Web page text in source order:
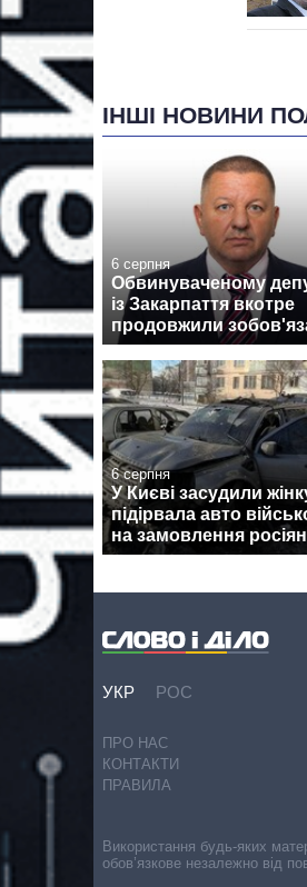
ІНШІ НОВИНИ
6 серпня
Обвинуваченому
із Закарпаття вкотре
продовжили
6 серпня
У Києві засудили
підірвала авто
на замовлення росіян
УКР РОС
ПРО НАС
КОНТАКТИ
ПРАВИЛА
Використання будь-яких
обов’язкове незалежно від